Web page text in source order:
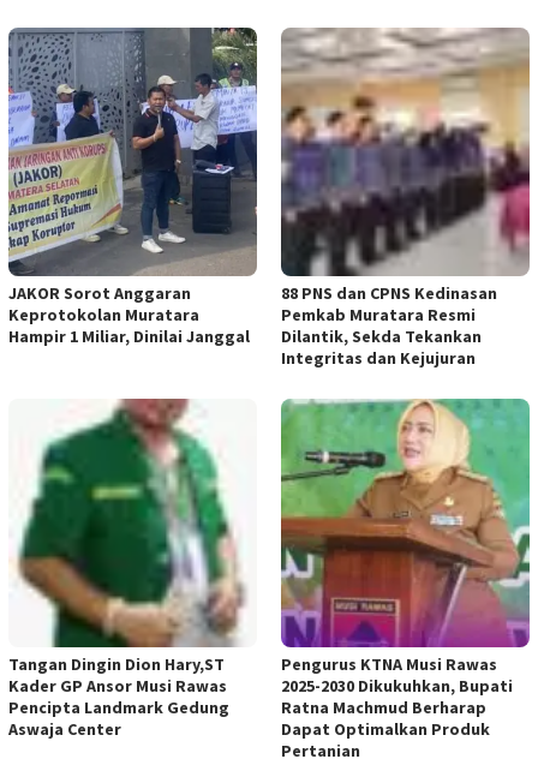
JAKOR Sorot Anggaran
Keprotokolan Muratara
Hampir 1 Miliar, Dinilai Janggal
88 PNS dan CPNS Kedinasan
Pemkab Muratara Resmi
Dilantik, Sekda Tekankan
Integritas dan Kejujuran
Tangan Dingin Dion Hary,ST
Kader GP Ansor Musi Rawas
Pencipta Landmark Gedung
Aswaja Center
Pengurus KTNA Musi Rawas
2025-2030 Dikukuhkan, Bupati
Ratna Machmud Berharap
Dapat Optimalkan Produk
Pertanian